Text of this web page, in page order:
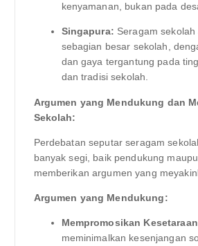
kenyamanan, bukan pada
Singapura: Seragam
sebagian besar sekolah,
dan gaya tergantung pada
dan tradisi sekolah.
Argumen yang Mendukung dan
Sekolah:
Perdebatan seputar seragam
banyak segi, baik pendukung
memberikan argumen yang
Argumen yang Mendukung:
Mempromosikan
meminimalkan kesenjangan